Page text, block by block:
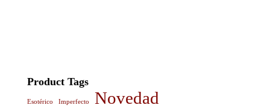
Product Tags
Esotérico Imperfecto Novedad